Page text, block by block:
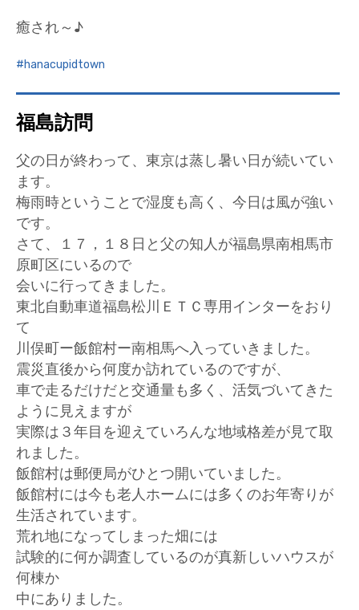
癒され～♪
hanacupidtown
福島訪問
父の日が終わって、東京は蒸し暑い日が続いてい
ます。
梅雨時ということで湿度も高く、今日は風が強い
です。
さて、１７，１８日と父の知人が福島県南相馬市
原町区にいるので
会いに行ってきました。
東北自動車道福島松川ＥＴＣ専用インターをおり
て
川俣町ー飯館村ー南相馬へ入っていきました。
震災直後から何度か訪れているのですが、
車で走るだけだと交通量も多く、活気づいてきた
ように見えますが
実際は３年目を迎えていろんな地域格差が見て取
れました。
飯館村は郵便局がひとつ開いていました。
飯館村には今も老人ホームには多くのお年寄りが
生活されています。
荒れ地になってしまった畑には
試験的に何か調査しているのが真新しいハウスが
何棟か
中にありました。